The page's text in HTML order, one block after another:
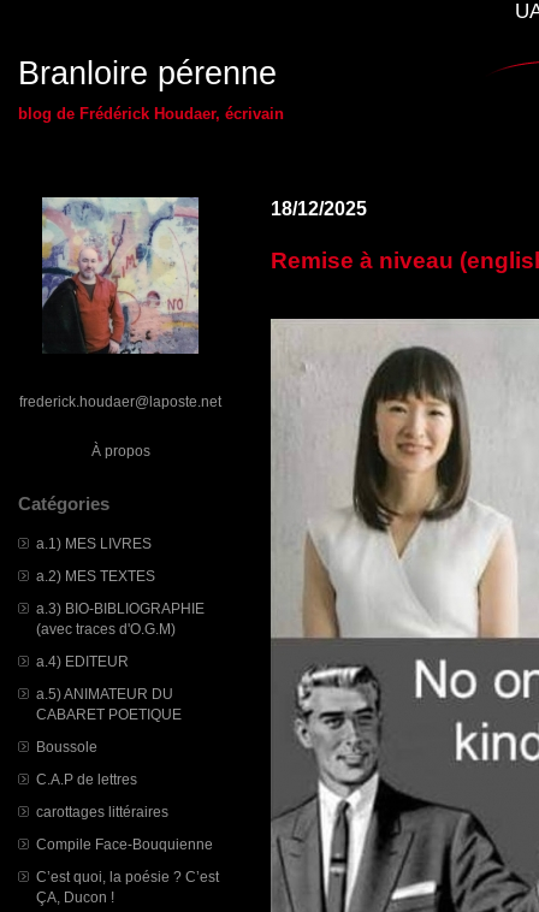
Branloire pérenne
blog de Frédérick Houdaer, écrivain
frederick.houdaer@laposte.net
À propos
Catégories
a.1) MES LIVRES
a.2) MES TEXTES
a.3) BIO-BIBLIOGRAPHIE
(avec traces d'O.G.M)
a.4) EDITEUR
a.5) ANIMATEUR DU
CABARET POETIQUE
Boussole
C.A.P de lettres
carottages littéraires
Compile Face-Bouquienne
C’est quoi, la poésie ? C’est
ÇA, Ducon !
18/12/2025
Remise à niveau